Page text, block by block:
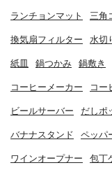
ランチョンマット 三角
換気扇フィルター 水切
紙皿 鍋つかみ 鍋敷き
コーヒーメーカー コー
ビールサーバー だしポ
バナナスタンド ペッパ
ワインオープナー 包丁